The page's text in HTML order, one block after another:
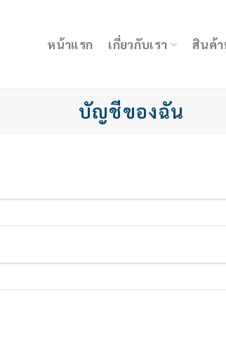
หน้าแรก เกี่ยวกับเรา สินค้
บัญชีของฉัน